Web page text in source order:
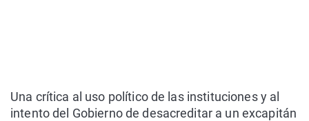
Una crítica al uso político de las instituciones y al
intento del Gobierno de desacreditar a un excapitán